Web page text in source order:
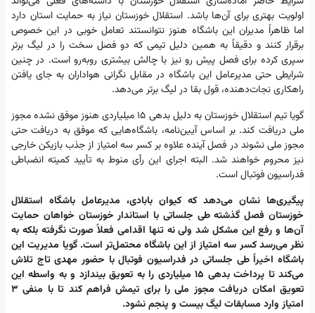
اولویت بهتری برای آن‌ها باشد. استقلال خوزستان نیاز به حمایت استان دارد
اما ظاهراً مدیران این باشگاه هنوز نتوانستند تعامل خوبی در این خصوص
برقرار کنند و دقیقاً به همین دلیل تیمی که دو فصل سخت را در لیگ برتر
سپری کرده برای فصل پیش رو نیز با چالش بیشتری روبه‌رو است. در چنین
شرایطی حتی مدیرعامل این باشگاه در مقابل نگرانی هواداران به جای یافتن
راهکاری نجات‌دهنده، قول بقا در لیگ برتر می‌دهد.
گویا تیم استقلال خوزستان به دلیل بدهی ۱۵ میلیاردی هنوز موفق نشده مجوز
ملی دریافت کند. بر اساس آیین‌نامه، باشگاه‌هایی که موفق به دریافت حتی
مجوز ملی نشوند در فصل آینده علاوه بر کسر سه امتیاز از جذب بازیکن خارجی
نیز محروم خواهند شد. البته اجرای این رأی منوط به تأیید کمیته انضباطی
فدراسیون فوتبال است.
پیگیری‌ها نشان می‌دهد که کیوان بابادی، مدیرعامل باشگاه استقلال
خوزستان فصل گذشته طی جلساتی با استاندار خوزستان خواهان حمایت
آن‌ها و رفع این مشکل شد ولی نه تنها اقدامی فعلاً صورت نگرفته بلکه به
نظر می‌رسد کسر سه امتیاز از این باشگاه محتمل‌تر است. گویا مدیریت این
باشگاه اخیراً طی جلساتی در فدراسیون فوتبال با حضور مهدی تاج تلاش
می‌کند تا پرداخت بدهی ۱۵ میلیاردی را به تعویق بیندازد و به واسطه این
تعویق امکان دریافت مجوز ملی را برای تیمش فراهم کند تا با منفی ۳
امتیاز وارد مسابقات لیگ بیست و پنجم نشود.